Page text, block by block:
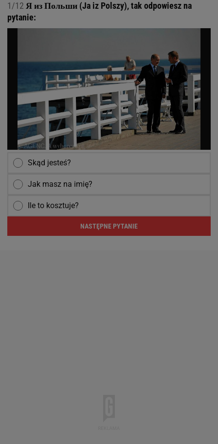
1/12 Я из Польши (Ja iz Polszy), tak odpowiesz na
pytanie:
Skąd jesteś?
Jak masz na imię?
Ile to kosztuje?
NASTĘPNE PYTANIE